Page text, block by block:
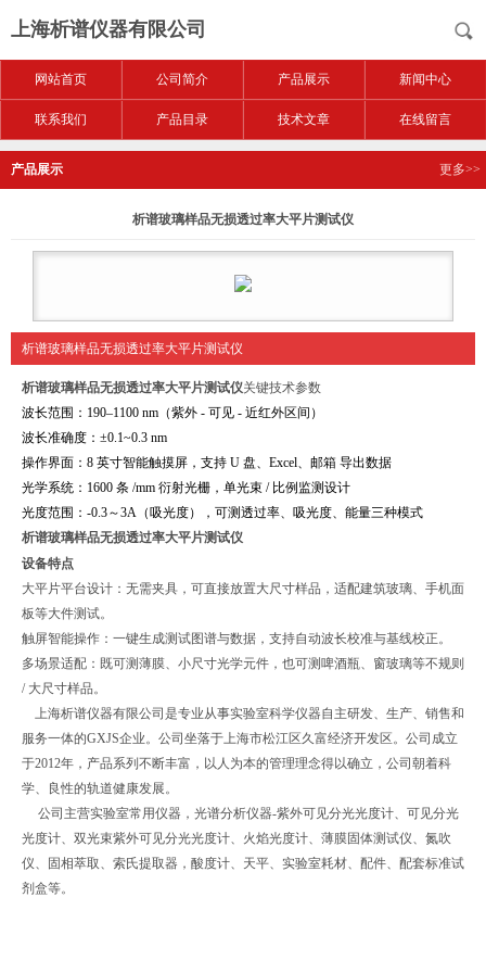
上海析谱仪器有限公司
网站首页 公司简介 产品展示 新闻中心
联系我们 产品目录 技术文章 在线留言
产品展示 更多>>
析谱玻璃样品无损透过率大平片测试仪
析谱玻璃样品无损透过率大平片测试仪
析谱玻璃样品无损透过率大平片测试仪关键技术参数
波长范围：190–1100 nm（紫外 - 可见 - 近红外区间）
波长准确度：±0.1~0.3 nm
操作界面：8 英寸智能触摸屏，支持 U 盘、Excel、邮箱 导出数据
光学系统：1600 条 /mm 衍射光栅，单光束 / 比例监测设计
光度范围： -0.3～3A（吸光度），可测透过率、吸光度、能量三种模式
析谱玻璃样品无损透过率大平片测试仪
设备特点
大平片平台设计：无需夹具，可直接放置大尺寸样品，适配建筑玻璃、手机面
板等大件测试。
触屏智能操作：一键生成测试图谱与数据，支持自动波长校准与基线校正。
多场景适配：既可测薄膜、小尺寸光学元件，也可测啤酒瓶、窗玻璃等不规则
/ 大尺寸样品 。
上海析谱仪器有限公司是专业从事实验室科学仪器自主研发、生产、销售和
服务一体的GXJS企业。公司坐落于上海市松江区久富经济开发区。公司成立
于2012年，产品系列不断丰富，以人为本的管理理念得以确立，公司朝着科
学、良性的轨道健康发展。
公司主营实验室常用仪器，光谱分析仪器-紫外可见分光光度计、可见分光
光度计、双光束紫外可见分光光度计、火焰光度计、薄膜固体测试仪、氮吹
仪、固相萃取、索氏提取器，酸度计、天平、实验室耗材、配件、配套标准试
剂盒等。